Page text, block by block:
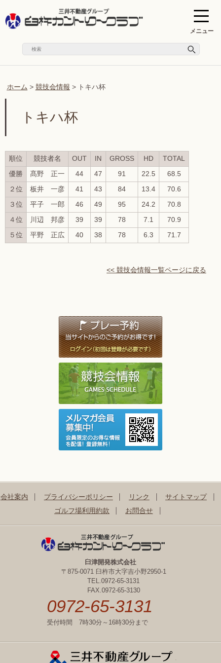
メニュー
ホーム > 競技会情報 > トキハ杯
トキハ杯
順位 競技者名 OUT IN GROSS HD TOTAL
優勝 髙野 正一 44 47 91 22.5 68.5
２位 板井 一彦 41 43 84 13.4 70.6
３位 平子 一郎 46 49 95 24.2 70.8
４位 川辺 邦彦 39 39 78 7.1 70.9
５位 平野 正広 40 38 78 6.3 71.7
<< 競技会情報一覧ページに戻る
会社案内 プライバシーポリシー リンク
サイトマップ
ゴルフ場利用約款
お問合せ
臼津開発株式会社
〒875-0071 臼杵市大字吉小野2950-1
TEL.0972-65-3131
FAX.0972-65-3130
0972-65-3131
受付時間 7時30分～16時30分まで